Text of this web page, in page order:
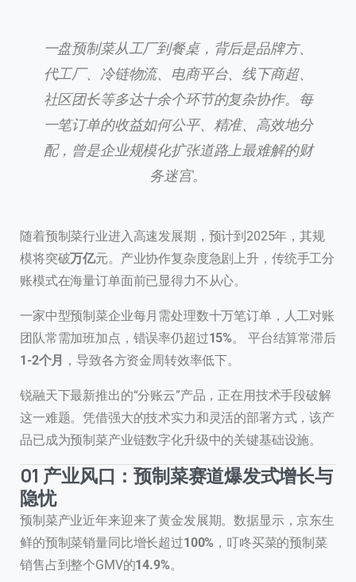
一盘预制菜从工厂到餐桌，背后是品牌方、
代工厂、冷链物流、电商平台、线下商超、
社区团长等多达十余个环节的复杂协作。每
一笔订单的收益如何公平、精准、高效地分
配，曾是企业规模化扩张道路上最难解的财
务迷宫。
随着预制菜行业进入高速发展期，预计到2025年，其规
模将突破万亿元。产业协作复杂度急剧上升，传统手工分
账模式在海量订单面前已显得力不从心。
一家中型预制菜企业每月需处理数十万笔订单，人工对账
团队常需加班加点，错误率仍超过15%。 平台结算常滞后
1-2个月 ，导致各方资金周转效率低下。
锐融天下最新推出的“分账云”产品，正在用技术手段破解
这一难题。凭借强大的技术实力和灵活的部署方式，该产
品已成为预制菜产业链数字化升级中的关键基础设施。
01 产业风口：预制菜赛道爆发式增长与
隐忧
预制菜产业近年来迎来了黄金发展期。数据显示，京东生
鲜的预制菜销量同比增长超过100% ，叮咚买菜的预制菜
销售占到整个GMV的14.9%。